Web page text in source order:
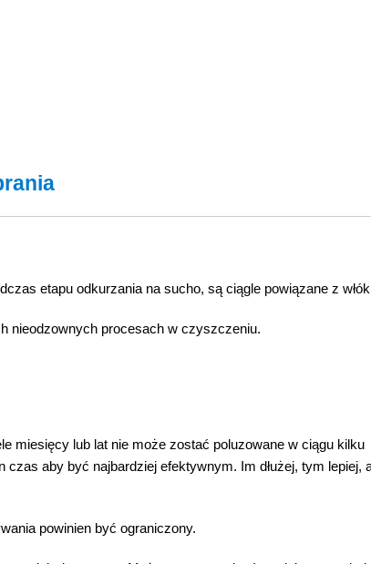
etapu odkurzania na sucho, są ciągle powiązane z
nieodzownych procesach w czyszczeniu.
miesięcy lub lat nie może zostać poluzowane w ciągu kilku
aby być najbardziej efektywnym. Im dłużej, tym lepiej,
powinien być ograniczony.